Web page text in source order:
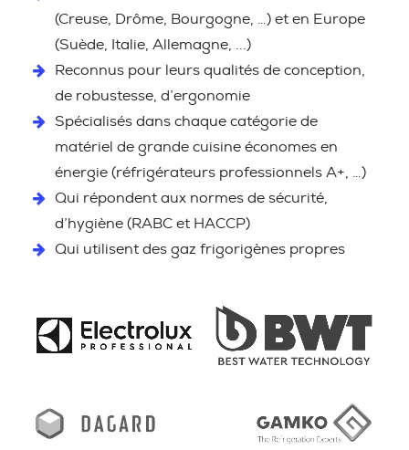
(Creuse, Drôme, Bourgogne, …) et en Europe
(Suède, Italie, Allemagne, ...)
Reconnus pour leurs qualités de conception,
de robustesse, d’ergonomie
Spécialisés dans chaque catégorie de
matériel de grande cuisine économes en
énergie (réfrigérateurs professionnels A+, …)
Qui répondent aux normes de sécurité,
d’hygiène (RABC et HACCP)
Qui utilisent des gaz frigorigènes propres